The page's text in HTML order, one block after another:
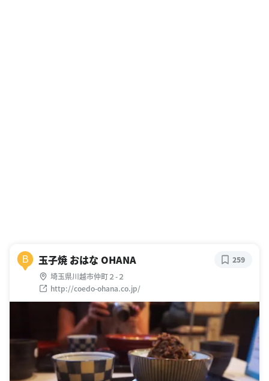
B 玉子焼 おはな OHANA
埼玉県川越市仲町２-２
http://coedo-ohana.co.jp/
259